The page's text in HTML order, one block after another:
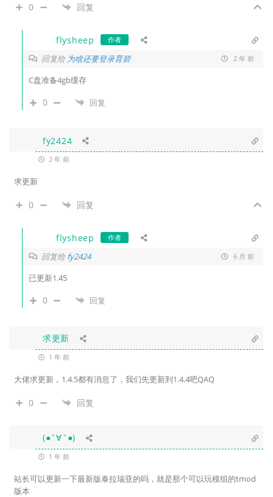
0 回复
flysheep 作者
回复给 为啥还要登录育碧 2 年 前
C盘准备4gb缓存
0 回复
fy2424
2 年 前
求更新
0 回复
flysheep 作者
回复给fy2424 6 月 前
已更新1.45
0 回复
求更新
1 年 前
大佬求更新，1.4.5都有消息了，我们先更新到1.4.4吧QAQ
0 回复
(●ˇ∀ˇ●)
1 年 前
站长可以更新一下最新版泰拉瑞亚的吗，就是那个可以玩模组的tmod
版本